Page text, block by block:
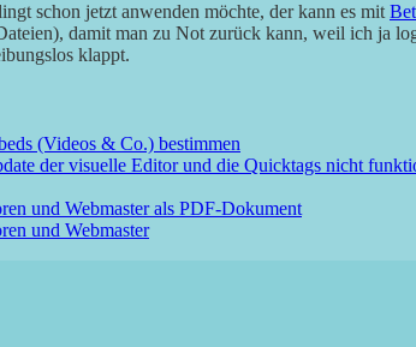
schon jetzt anwenden möchte, der kann es mit
damit man zu Not zurück kann, weil ich ja
klappt.
(Videos & Co.) bestimmen
der visuelle Editor und die Quicktags nicht
und Webmaster als PDF-Dokument
und Webmaster